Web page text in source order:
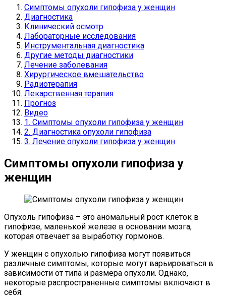
Симптомы опухоли гипофиза у женщин
Диагностика
Клинический осмотр
Лабораторные исследования
Инструментальная диагностика
Другие методы диагностики
Лечение заболевания
Хирургическое вмешательство
Радиотерапия
Лекарственная терапия
Прогноз
Видео
1. Симптомы опухоли гипофиза у женщин
2. Диагностика опухоли гипофиза
3. Лечение опухоли гипофиза у женщин
Симптомы опухоли гипофиза у
женщин
Опухоль гипофиза – это аномальный рост клеток в
гипофизе, маленькой железе в основании мозга,
которая отвечает за выработку гормонов.
У женщин с опухолью гипофиза могут появиться
различные симптомы, которые могут варьироваться в
зависимости от типа и размера опухоли. Однако,
некоторые распространенные симптомы включают в
себя: